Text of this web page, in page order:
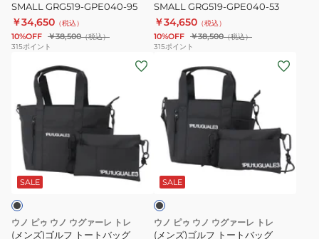
グ
SMALL
GRG519-
SMALL GRG519-GPE040-95
￥34,650 （税込）
10%OFF ￥38,500（税込）
315ポイント
グ
SMALL
GRG519-
SMALL GRG519-GPE040-53
￥34,650 （税込）
10%OFF ￥38,500（税込）
315ポイント
ゴ
ル
ー
ト
バ
ッ
SALE
ウノ ピゥ ウノ ウグァーレ トレ
(メンズ)ゴルフ トートバッグ
ズ)
ゴ
ー
ト
バ
ッ
SALE
ラ
ウノ ピゥ ウノ ウグァーレ トレ
(メンズ)ゴルフ トートバッグ